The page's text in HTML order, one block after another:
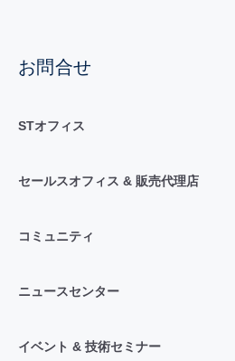
お問合せ
STオフィス
セールスオフィス & 販売代理店
コミュニティ
ニュースセンター
イベント & 技術セミナー